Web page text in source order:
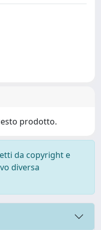
prodotto.
da copyright e
diversa